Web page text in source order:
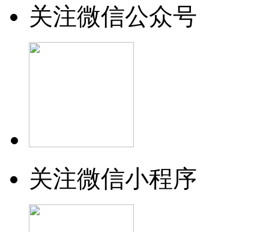
关注微信公众号
关注微信小程序